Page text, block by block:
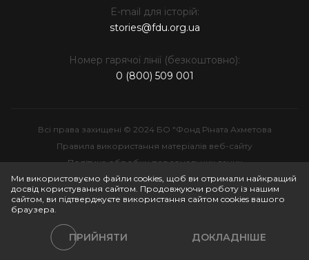
E-mail для історій:
stories@fdu.org.ua
Номер гарячої лінії (безкоштовно):
0 (800) 509 001
Всі права захищені © 2024 БО "Фонд Ріната Ахметова
Правила використання матеріалів веб-сайту
Політика обробки персональних даних
Інтелектуальна власність
Ми використовуємо файли cookies, щоб ви отримали найкращий
досвід користування сайтом. Продовжуючи роботу із нашим
сайтом, ви підтверджуєте використання сайтом cookies вашого
браузера.
ПРИЙНЯТИ ДОКЛАДНІШЕ
Політики сайту